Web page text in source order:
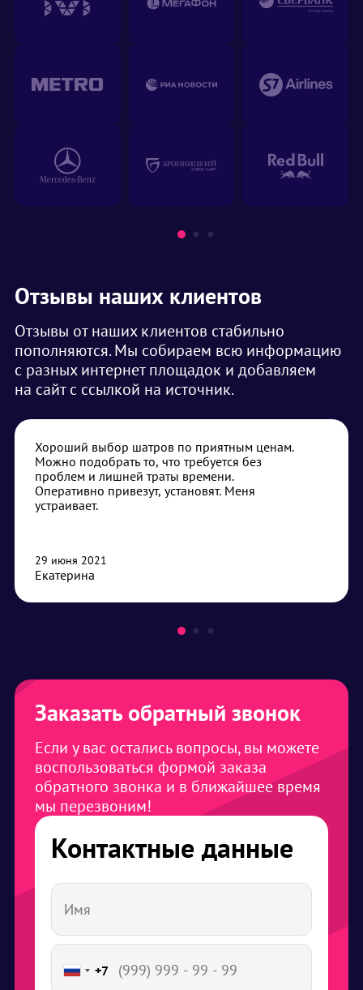
Отзывы наших клиентов
Отзывы от наших клиентов стабильно
пополняются. Мы собираем всю информацию
с разных интернет площадок и добавляем
на сайт с ссылкой на источник.
Хороший выбор шатров по приятным ценам.
Можно подобрать то, что требуется без
проблем и лишней траты времени.
Оперативно привезут, установят. Меня
устраивает.
29 июня 2021
Екатерина
Заказать обратный звонок
Если у вас остались вопросы, вы можете
воспользоваться формой заказа
обратного звонка и в ближайшее время
мы перезвоним!
Контактные данные
+7